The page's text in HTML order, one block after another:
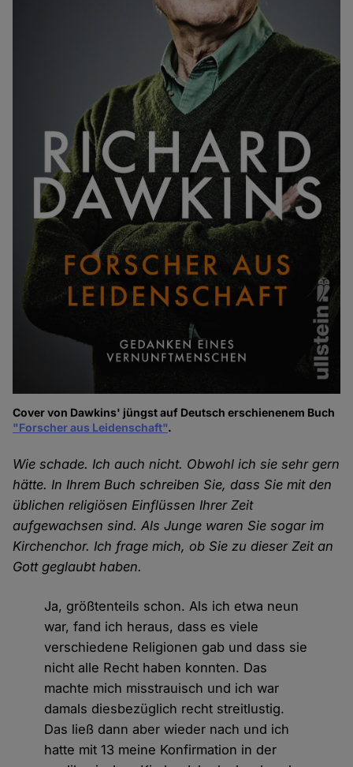
Cover von Dawkins' jüngst auf Deutsch erschienenem Buch
"Forscher aus Leidenschaft".
Wie schade. Ich auch nicht. Obwohl ich sie sehr gern
hätte. In Ihrem Buch schreiben Sie, dass Sie mit den
üblichen religiösen Einflüssen Ihrer Zeit
aufgewachsen sind. Als Junge waren Sie sogar im
Kirchenchor. Ich frage mich, ob Sie zu dieser Zeit an
Gott geglaubt haben.
Ja, größtenteils schon. Als ich etwa neun
war, fand ich heraus, dass es viele
verschiedene Religionen gab und dass sie
nicht alle Recht haben konnten. Das
machte mich misstrauisch und ich war
damals diesbezüglich recht streitlustig.
Das ließ dann aber wieder nach und ich
hatte mit 13 meine Konfirmation in der